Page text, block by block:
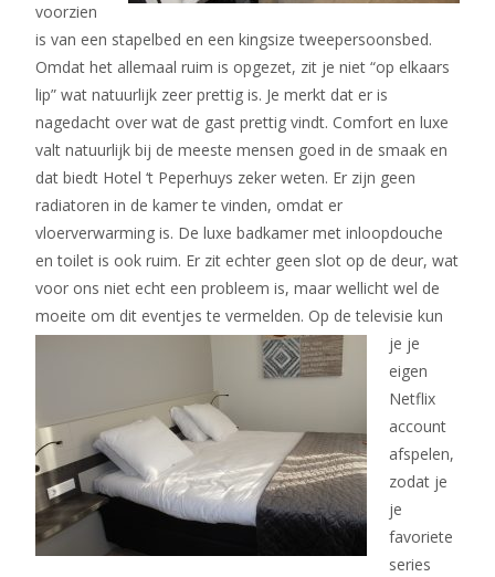
voorzien
is van een stapelbed en een kingsize tweepersoonsbed.
Omdat het allemaal ruim is opgezet, zit je niet “op elkaars
lip” wat natuurlijk zeer prettig is. Je merkt dat er is
nagedacht over wat de gast prettig vindt. Comfort en luxe
valt natuurlijk bij de meeste mensen goed in de smaak en
dat biedt Hotel ‘t Peperhuys zeker weten. Er zijn geen
radiatoren in de kamer te vinden, omdat er
vloerverwarming is. De luxe badkamer met inloopdouche
en toilet is ook ruim. Er zit echter geen slot op de deur, wat
voor ons niet echt een probleem is, maar wellicht wel de
moeite om dit eventjes te vermelden. Op detelevisie kun
je je
eigen
Netflix
account
afspelen,
zodat je
je
favoriete
series